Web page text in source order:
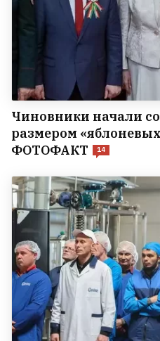
Чиновники начали
размером
ФОТОФАКТ
14